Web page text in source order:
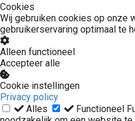
Cookies
Wij gebruiken cookies op onze
gebruikerservaring optimaal te
Alleen functioneel
Accepteer alle
Cookie instellingen
Privacy policy
Alles
Functioneel